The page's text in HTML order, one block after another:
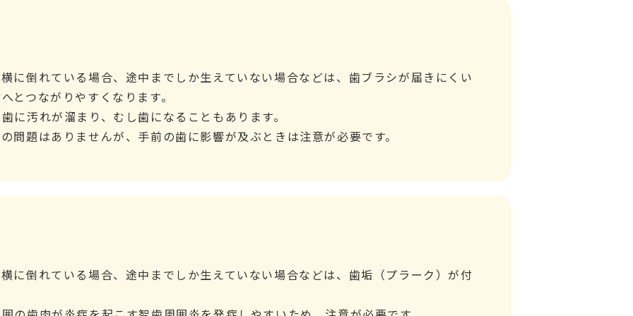
に倒れている場合、途中までしか生えていない場合などは、歯ブラシが届きにくい
とつながりやすくなります。
に汚れが溜まり、むし歯になることもあります。
問題はありませんが、手前の歯に影響が及ぶときは注意が必要です。
に倒れている場合、途中までしか生えていない場合などは、歯垢（プラーク）が付